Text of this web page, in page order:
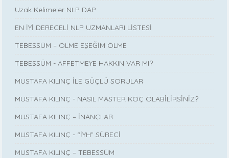
Uzak Kelimeler NLP DAP
EN İYİ DERECELİ NLP UZMANLARI LİSTESİ
TEBESSÜM – ÖLME EŞEĞİM ÖLME
TEBESSÜM - AFFETMEYE HAKKIN VAR MI?
MUSTAFA KILINÇ İLE GÜÇLÜ SORULAR
MUSTAFA KILINÇ - NASIL MASTER KOÇ OLABİLİRSİNİZ?
MUSTAFA KILINÇ – İNANÇLAR
MUSTAFA KILINÇ - “İYH” SÜRECİ
MUSTAFA KILINÇ – TEBESSÜM